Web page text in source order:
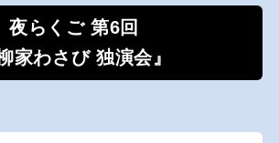
夜らくご 第6回
柳家わさび 独演会』